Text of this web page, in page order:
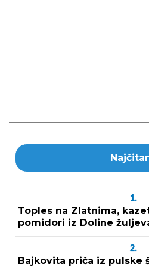
1.
Toples na Zlatnima,
pomidori iz Doline
2.
Bajkovita priča iz pulske